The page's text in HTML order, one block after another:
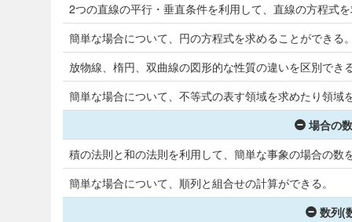
2つの直線の平行・垂直条件を利用して、直線の方程式
簡単な場合について、円の方程式を求めることができる
放物線、楕円、双曲線の図形的な性質の違いを区別でき
簡単な場合について、不等式の表す領域を求めたり領域
場合の
積の法則と和の法則を利用して、簡単な事象の場合の数
簡単な場合について、順列と組合せの計算ができる。
数列(